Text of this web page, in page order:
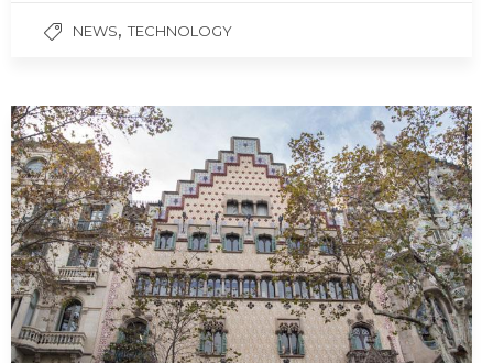
NEWS,TECHNOLOGY